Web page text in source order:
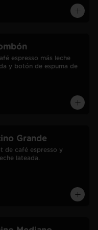
espresso más leche
y botón de espuma de
Grande
de café espresso y
lateada.